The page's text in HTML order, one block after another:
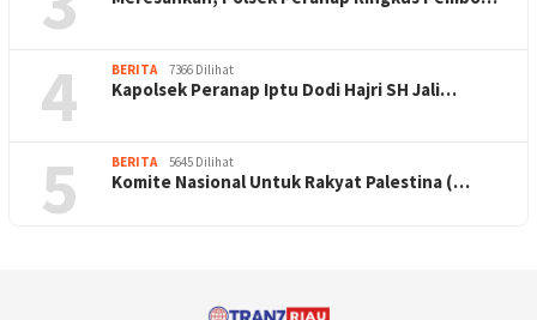
4 BERITA 7366 Dilihat
Kapolsek Peranap Iptu Dodi Hajri SH Jali…
5 BERITA 5645 Dilihat
Komite Nasional Untuk Rakyat Palestina (…